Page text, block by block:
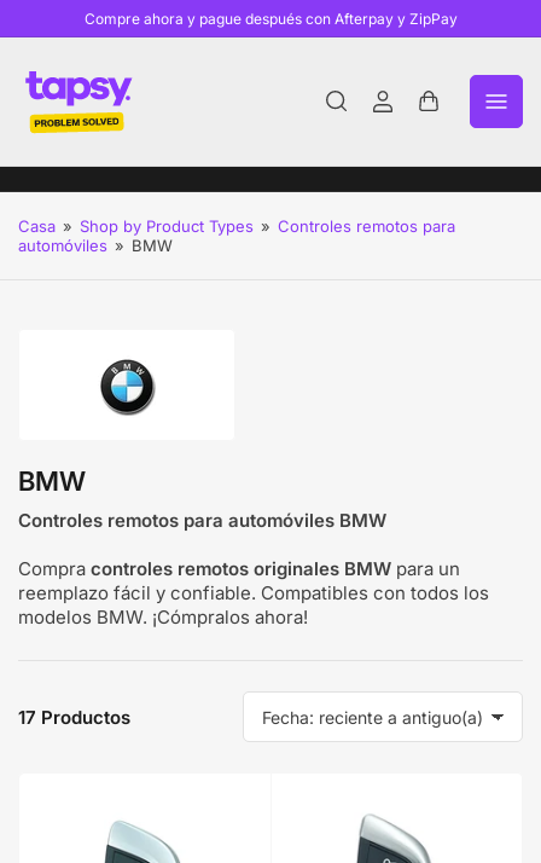
Compre ahora y pague después con Afterpay y ZipPay
IniciarAbrir
cesta
Casa » Shop by Product Types » Controles remotos para
automóviles » BMW
BMW
Controles remotos para automóviles BMW
Compra controles remotos originales BMW para un
reemplazo fácil y confiable. Compatibles con todos los
modelos BMW. ¡Cómpralos ahora!
r
17 Productos